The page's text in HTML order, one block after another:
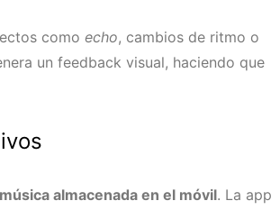
como echo, cambios de ritmo o
un feedback visual, haciendo que
almacenada en el móvil. La app